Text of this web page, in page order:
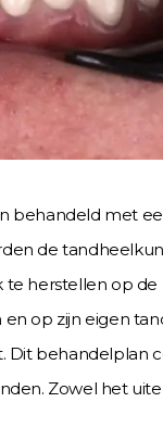
behandeld met
de
herstellen op de
op zijn eigen
Dit behandelplan
Zowel het